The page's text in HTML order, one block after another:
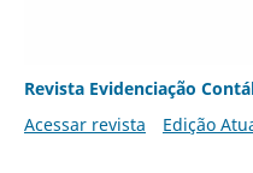
Revista Evidenciação
Acessar revista
Edição